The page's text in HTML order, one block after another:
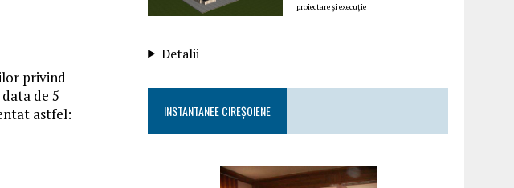
privind
de 5
astfel:
proiectare și execuție
Detalii
INSTANTANEE CIREȘOIENE